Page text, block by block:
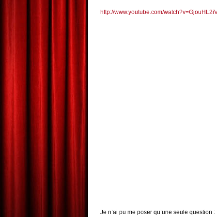
http://www.youtube.com/
Je n’ai pu me poser qu’une seule question :